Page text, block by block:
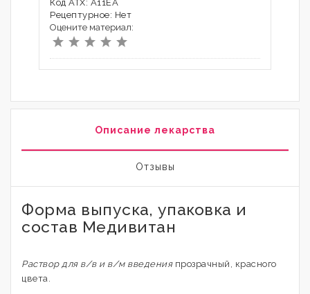
Код АТХ: A11EA
Рецептурное: Нет
Оцените материал:
Описание лекарства
Отзывы
Форма выпуска, упаковка и
состав Медивитан
Раствор для в/в и в/м введенияпрозрачный, красного
цвета.